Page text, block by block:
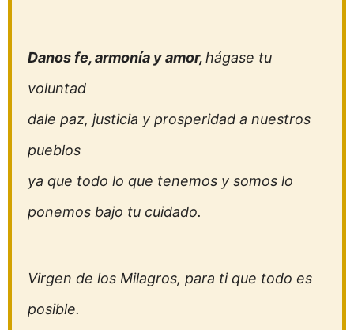
Danos fe, armonía y amor,hágase tu
voluntad
dale paz, justicia y prosperidad a nuestros
pueblos
ya que todo lo que tenemos y somos lo
ponemos bajo tu cuidado.
Virgen de los Milagros, para ti que todo es
posible.